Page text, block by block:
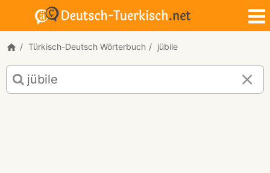
Türkisch-Deutsch Wörterbuch jübile
Türkisch-
Deutsch
Übersetzung